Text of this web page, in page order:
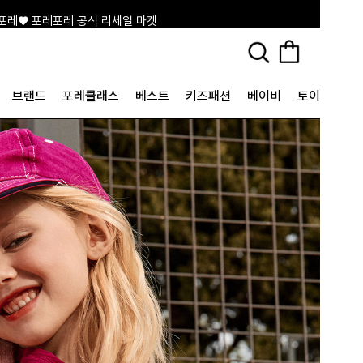
레♥ 포레포레 공식 리세일 마켓
브랜드 포레클래스 베스트 키즈패션 베이비 토이&굿즈